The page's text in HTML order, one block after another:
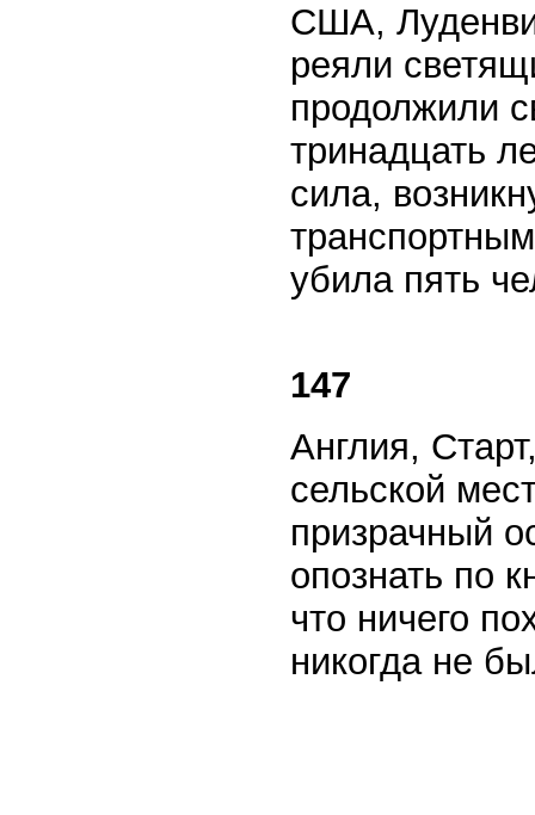
США,
реяли
продолжили
тринадцать
сила,
убила пять
147
Англия,
сельской
призрачный
опознать по
что ничего
никогда не